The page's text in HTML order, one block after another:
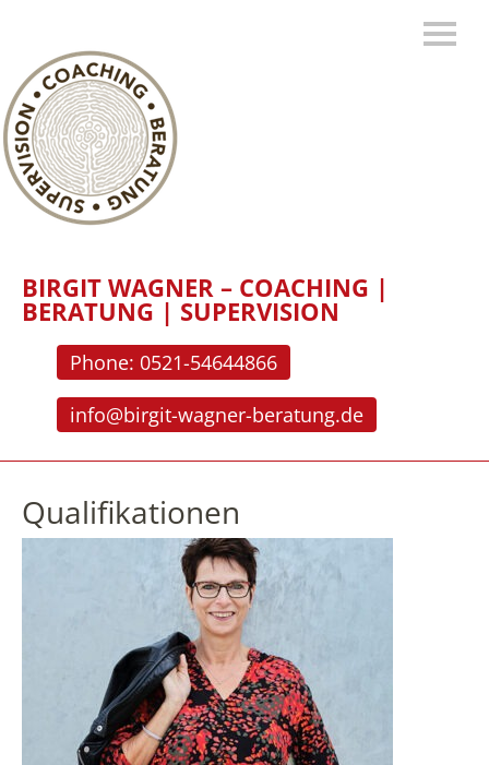
BIRGIT WAGNER – COACHING |
BERATUNG | SUPERVISION
Phone: 0521-54644866
info@birgit-wagner-beratung.de
Qualifikationen